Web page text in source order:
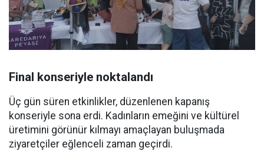
Final konseriyle noktalandı
Üç gün süren etkinlikler, düzenlenen kapanış
konseriyle sona erdi. Kadınların emeğini ve kültürel
üretimini görünür kılmayı amaçlayan buluşmada
ziyaretçiler eğlenceli zaman geçirdi.